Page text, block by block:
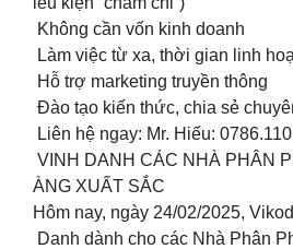
Không cần vốn kinh doanh
Làm việc từ xa, thời gian linh
Hỗ trợ marketing truyền thông
Đào tạo kiến thức, chia sẻ
Liên hệ ngay: Mr. Hiếu:
VINH DANH CÁC NHÀ PHÂN
ÀNG XUẤT SẮC
Hôm nay, ngày 24/02/2025,
Danh dành cho các Nhà Phân